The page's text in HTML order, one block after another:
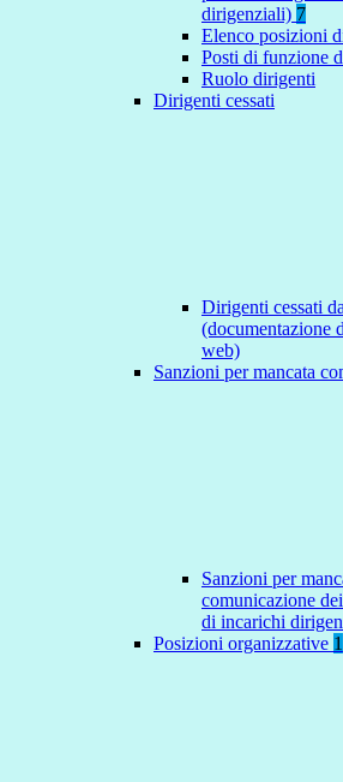
dirigenziali) 7
Elenco posizioni
Posti di funzione
Ruolo dirigenti
Dirigenti cessati
Dirigenti cessati
(documentazione
web)
Sanzioni per mancata
Sanzioni per
comunicazione
di incarichi
Posizioni organizzative 1